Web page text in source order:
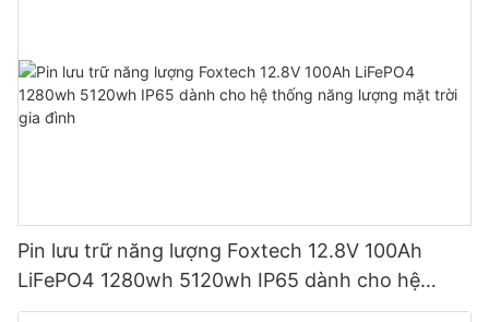
Pin lưu trữ năng lượng Foxtech 12.8V 100Ah
LiFePO4 1280wh 5120wh IP65 dành cho hệ
thống năng lượng mặt trời gia đình